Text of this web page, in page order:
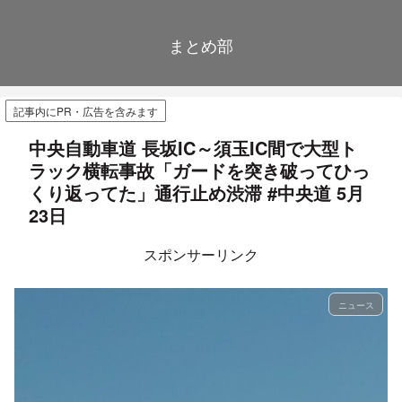
まとめ部
記事内にPR・広告を含みます
中央自動車道 長坂IC～須玉IC間で大型ト
ラック横転事故「ガードを突き破ってひっ
くり返ってた」通行止め渋滞 #中央道 5月
23日
スポンサーリンク